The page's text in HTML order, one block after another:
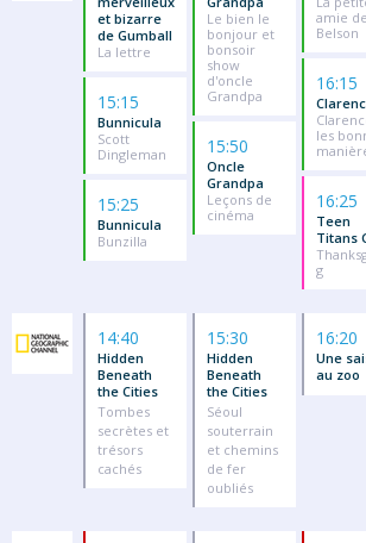
et bizarre
de Gumball
La lettre
15:15
Bunnicula
Scott
Dingleman
15:25
Bunnicula
Bunzilla
Le bien le
bonjour et
bonsoir
show
d'oncle
Grandpa
15:50
Oncle
Grandpa
Leçons de
cinéma
amie de
Belson
16:15
les
16:25
Teen
Titans
g
14:40
Hidden
Beneath
the Cities
Tombes
secrètes et
trésors
cachés
15:30
Hidden
Beneath
the Cities
Séoul
souterrain
et chemins
de fer
oubliés
16:20
Une
au zoo